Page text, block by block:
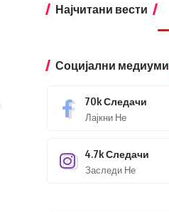
Најчитани вести
Социјални медиуми
70kСледачи
Лајкни Не
4.7kСледачи
Заследи Не